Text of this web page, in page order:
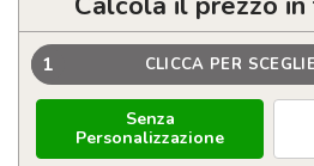
1 CLICCA PER
Senza
Personalizzazione